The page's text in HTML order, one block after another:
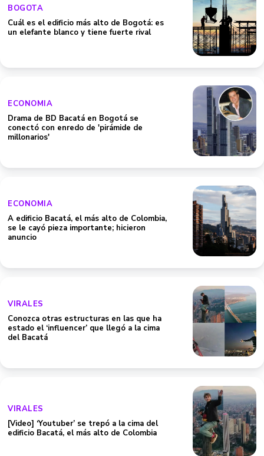
BOGOTA
Cuál es el edificio más alto de Bogotá: es
un elefante blanco y tiene fuerte rival
ECONOMIA
Drama de BD Bacatá en Bogotá se
conectó con enredo de 'pirámide de
millonarios'
ECONOMIA
A edificio Bacatá, el más alto de Colombia,
se le cayó pieza importante; hicieron
anuncio
VIRALES
Conozca otras estructuras en las que ha
estado el ‘influencer’ que llegó a la cima
del Bacatá
VIRALES
[Video] ‘Youtuber’ se trepó a la cima del
edificio Bacatá, el más alto de Colombia